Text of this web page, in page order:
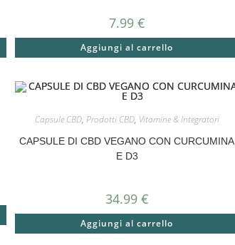
7.99 €
Aggiungi al carrello
Capsule CBD, Prodotti CBD, Vitamine & Integratori
CAPSULE DI CBD VEGANO CON CURCUMINA
E D3
34.99 €
Aggiungi al carrello